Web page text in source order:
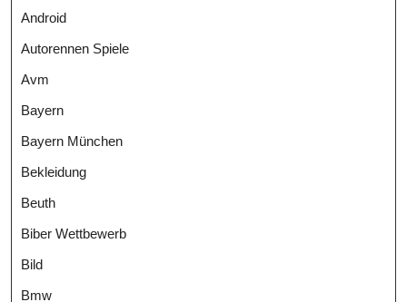
Android
Autorennen Spiele
Avm
Bayern
Bayern München
Bekleidung
Beuth
Biber Wettbewerb
Bild
Bmw